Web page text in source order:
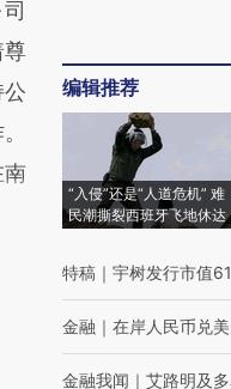
尊
南
编辑推荐
“入侵”还是“人道危机” 难
民潮撕裂西班牙飞地休达
特稿 ｜ 宇树发行市值
金融 ｜ 在岸人民币兑
金融我闻 ｜ 艾路明及